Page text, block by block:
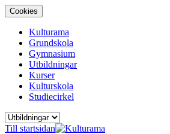
Cookies
Kulturama
Grundskola
Gymnasium
Utbildningar
Kurser
Kulturskola
Studiecirkel
Till startsidan